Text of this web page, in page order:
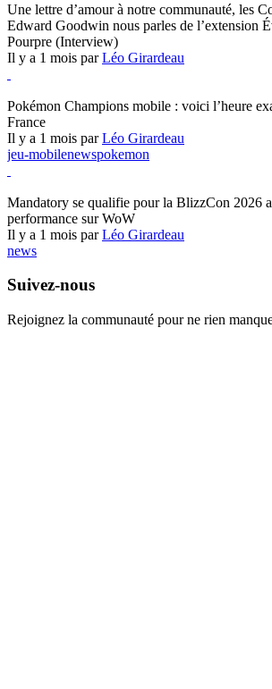
Une lettre d’amour à notre communauté, les
Edward Goodwin nous parles de l’extension
Pourpre (Interview)
Il y a 1 mois parLéo Girardeau
Pokémon Champions mobile : voici l’heure
France
Il y a 1 mois parLéo Girardeau
jeu-mobilenewspokemon
Mandatory se qualifie pour la BlizzCon 2026
performance sur WoW
Il y a 1 mois parLéo Girardeau
news
Suivez-nous
Rejoignez la communauté pour ne rien